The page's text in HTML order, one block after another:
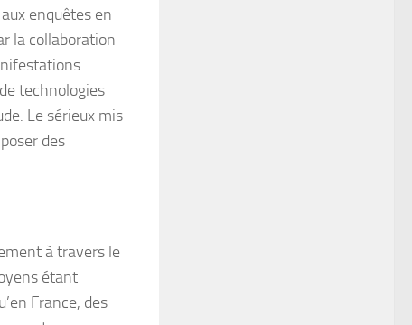
enquêtes en
la collaboration
technologies
Le sérieux mis
des
à travers le
étant
France, des